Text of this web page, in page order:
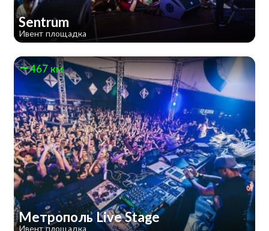
Sentrum
Ивент площадка
467 км
Метрополь Live Stage
Ивент площадка